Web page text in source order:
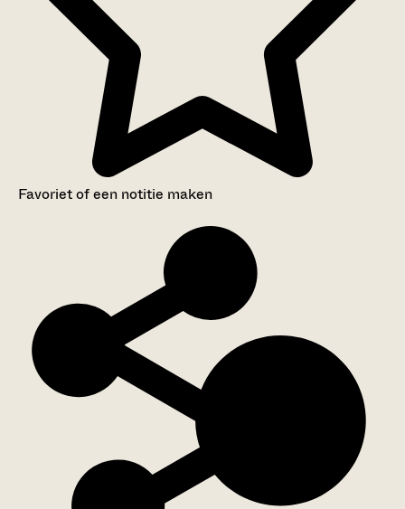
Favoriet of een notitie maken